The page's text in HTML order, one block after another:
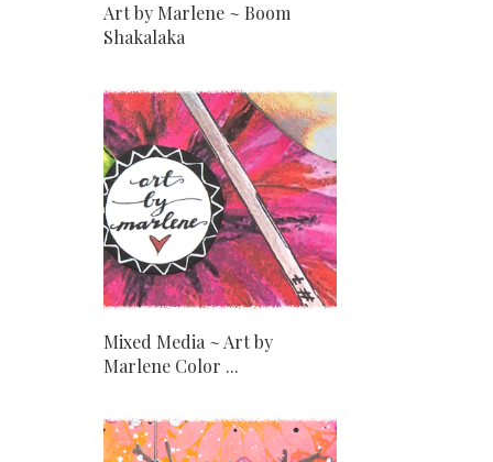
Art by Marlene ~ Boom
Shakalaka
Mixed Media ~ Art by
Marlene Color ...